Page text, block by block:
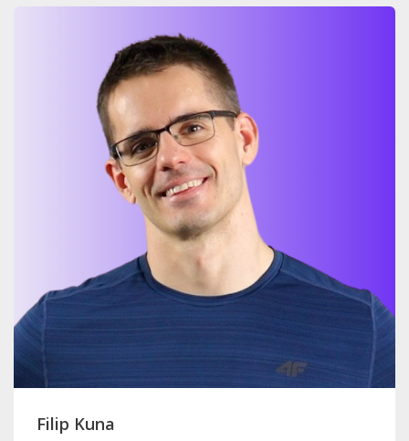
Filip Kuna